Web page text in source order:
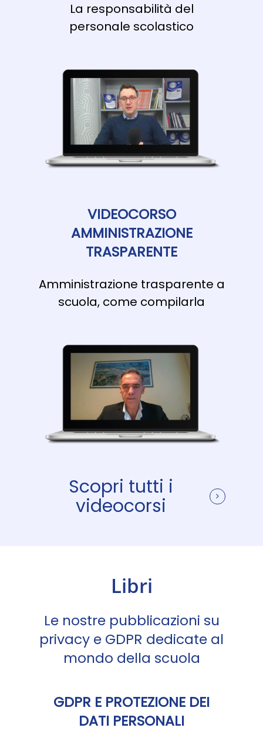
La responsabilità del
personale scolastico
VIDEOCORSO
AMMINISTRAZIONE
TRASPARENTE
Amministrazione trasparente a
scuola, come compilarla
Scopri tutti i
videocorsi
Libri
Le nostre pubblicazioni su
privacy e GDPR dedicate al
mondo della scuola
GDPR E PROTEZIONE DEI
DATI PERSONALI